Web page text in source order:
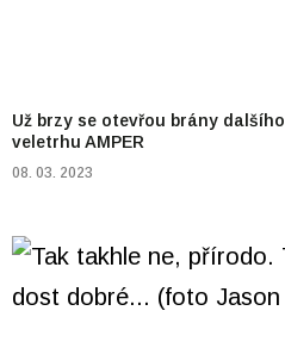
Už brzy se otevřou brány
veletrhu AMPER
08. 03. 2023